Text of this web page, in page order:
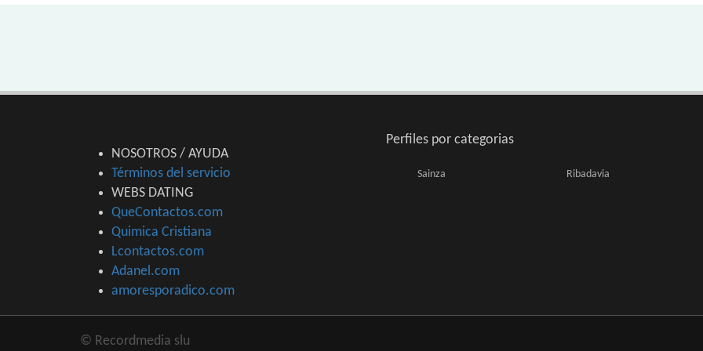
NOSOTROS / AYUDA
Términos del servicio
WEBS DATING
QueContactos.com
Quimica Cristiana
Lcontactos.com
Adanel.com
amoresporadico.com
Perfiles por categorias
Sainza Ribadavia
© Recordmedia slu